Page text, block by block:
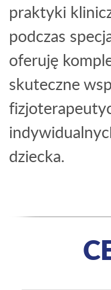
praktyki
podczas
oferuję
skuteczne
dziecka.